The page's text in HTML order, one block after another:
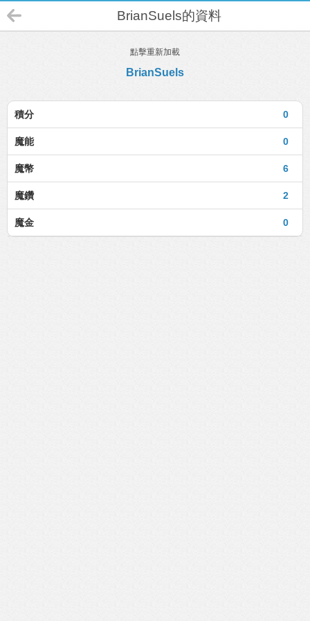
BrianSuels的資料
點擊重新加載
BrianSuels
0
積分
0
魔能
6
魔幣
2
魔鑽
0
魔金